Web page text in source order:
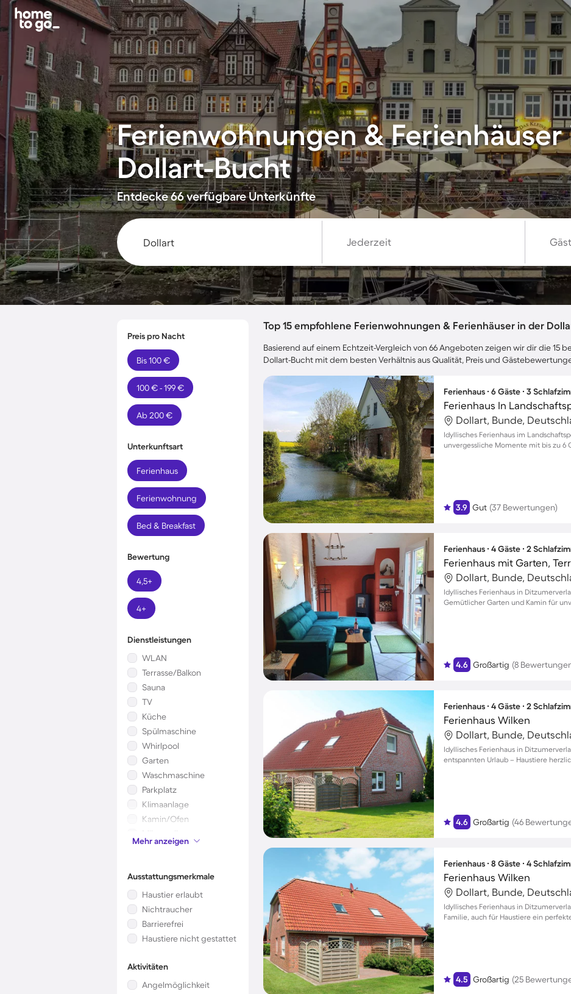
Ferienwohnungen & Ferienhäuser
Dollart-Bucht
Entdecke 66 verfügbare Unterkünfte
Jederzeit
Preis pro Nacht
Bis 100 €
100 € - 199 €
Ab 200 €
Unterkunftsart
Ferienhaus
Ferienwohnung
Bed & Breakfast
Bewertung
4,5+
4+
Dienstleistungen
WLAN
Terrasse/Balkon
Sauna
TV
Küche
Spülmaschine
Whirlpool
Garten
Waschmaschine
Parkplatz
Klimaanlage
Kamin/Ofen
Mikrowelle
Kinderbett
Mehr anzeigen
Ausstattungsmerkmale
Haustier erlaubt
Nichtraucher
Barrierefrei
Haustiere nicht gestattet
Aktivitäten
Angelmöglichkeit
Top 15 empfohlene Ferienwohnungen & Ferienhäuser in der
Basierend auf einem Echtzeit-Vergleich von 66 Angeboten zeigen wir dir die 15
Dollart-Bucht mit dem besten Verhältnis aus Qualität, Preis und
Ferienhaus ∙ 6 Gäste ∙ 3
Ferienhaus In
Dollart, Bunde,
Idyllisches Ferienhaus im
unvergessliche Momente mit bis zu 6
3.9 Gut (37 Bewertungen)
Ferienhaus ∙ 4 Gäste ∙ 2
Ferienhaus mit Garten,
Dollart, Bunde,
Idyllisches Ferienhaus in
Gemütlicher Garten und Kamin für
4.6 Großartig (8
Ferienhaus ∙ 4 Gäste ∙ 2
Ferienhaus Wilken
Dollart, Bunde,
Idyllisches Ferienhaus in
entspannten Urlaub – Haustiere
4.6 Großartig (46
Ferienhaus ∙ 8 Gäste ∙ 4
Ferienhaus Wilken
Dollart, Bunde,
Idyllisches Ferienhaus in
Familie, auch für Haustiere ein
4.5 Großartig (25